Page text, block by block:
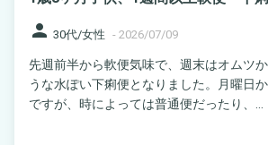
person 30代/女性 - 2026/07/09
先週前半から軟便気味で、週末はオムツ
うな水ぽい下痢便となりました。月曜日
ですが、時によっては普通便だったり、...